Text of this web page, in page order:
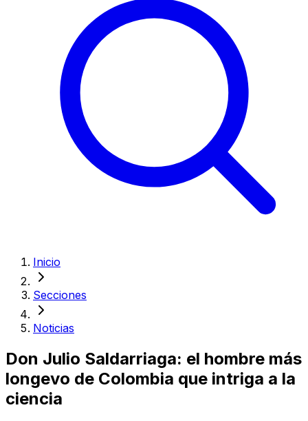
Inicio
Secciones
Noticias
Don Julio Saldarriaga: el hombre más
longevo de Colombia que intriga a la
ciencia